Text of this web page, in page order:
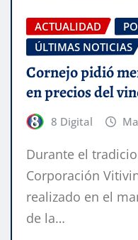
ACTUALIDAD
ÚLTIMAS NOTICIAS
Cornejo pidió
en precios del
8 Digital
Durante el
Corporación
realizado en el
de la…